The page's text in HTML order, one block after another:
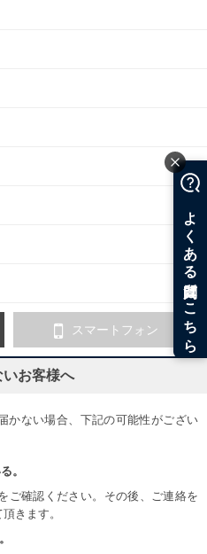
スマートフォン
お客様へ
かない場合、下記の可能性がござい
。
ご確認ください。その後、ご連絡を
きます。